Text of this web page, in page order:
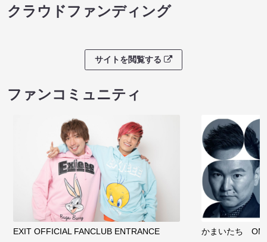
クラウドファンディング
サイトを閲覧する
ファンコミュニティ
EXIT OFFICIAL FANCLUB ENTRANCE かまいたち